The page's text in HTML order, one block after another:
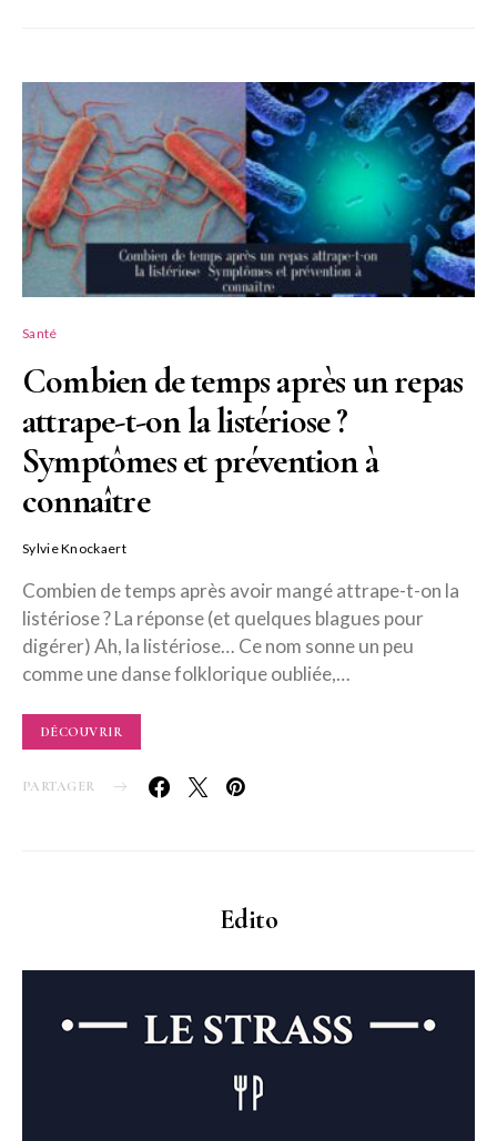
Santé
Combien de temps après un repas
attrape-t-on la listériose ?
Symptômes et prévention à
connaître
Sylvie Knockaert
Combien de temps après avoir mangé attrape-t-on la
listériose ? La réponse (et quelques blagues pour
digérer) Ah, la listériose… Ce nom sonne un peu
comme une danse folklorique oubliée,…
DÉCOUVRIR
PARTAGER
Edito